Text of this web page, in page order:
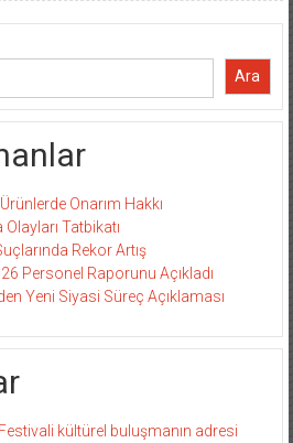
Ara
Onarım Hakkı
Olayları Tatbikatı
Rekor Artış
Personel Raporunu Açıkladı
Yeni Siyasi Süreç Açıklaması
kültürel buluşmanın adresi